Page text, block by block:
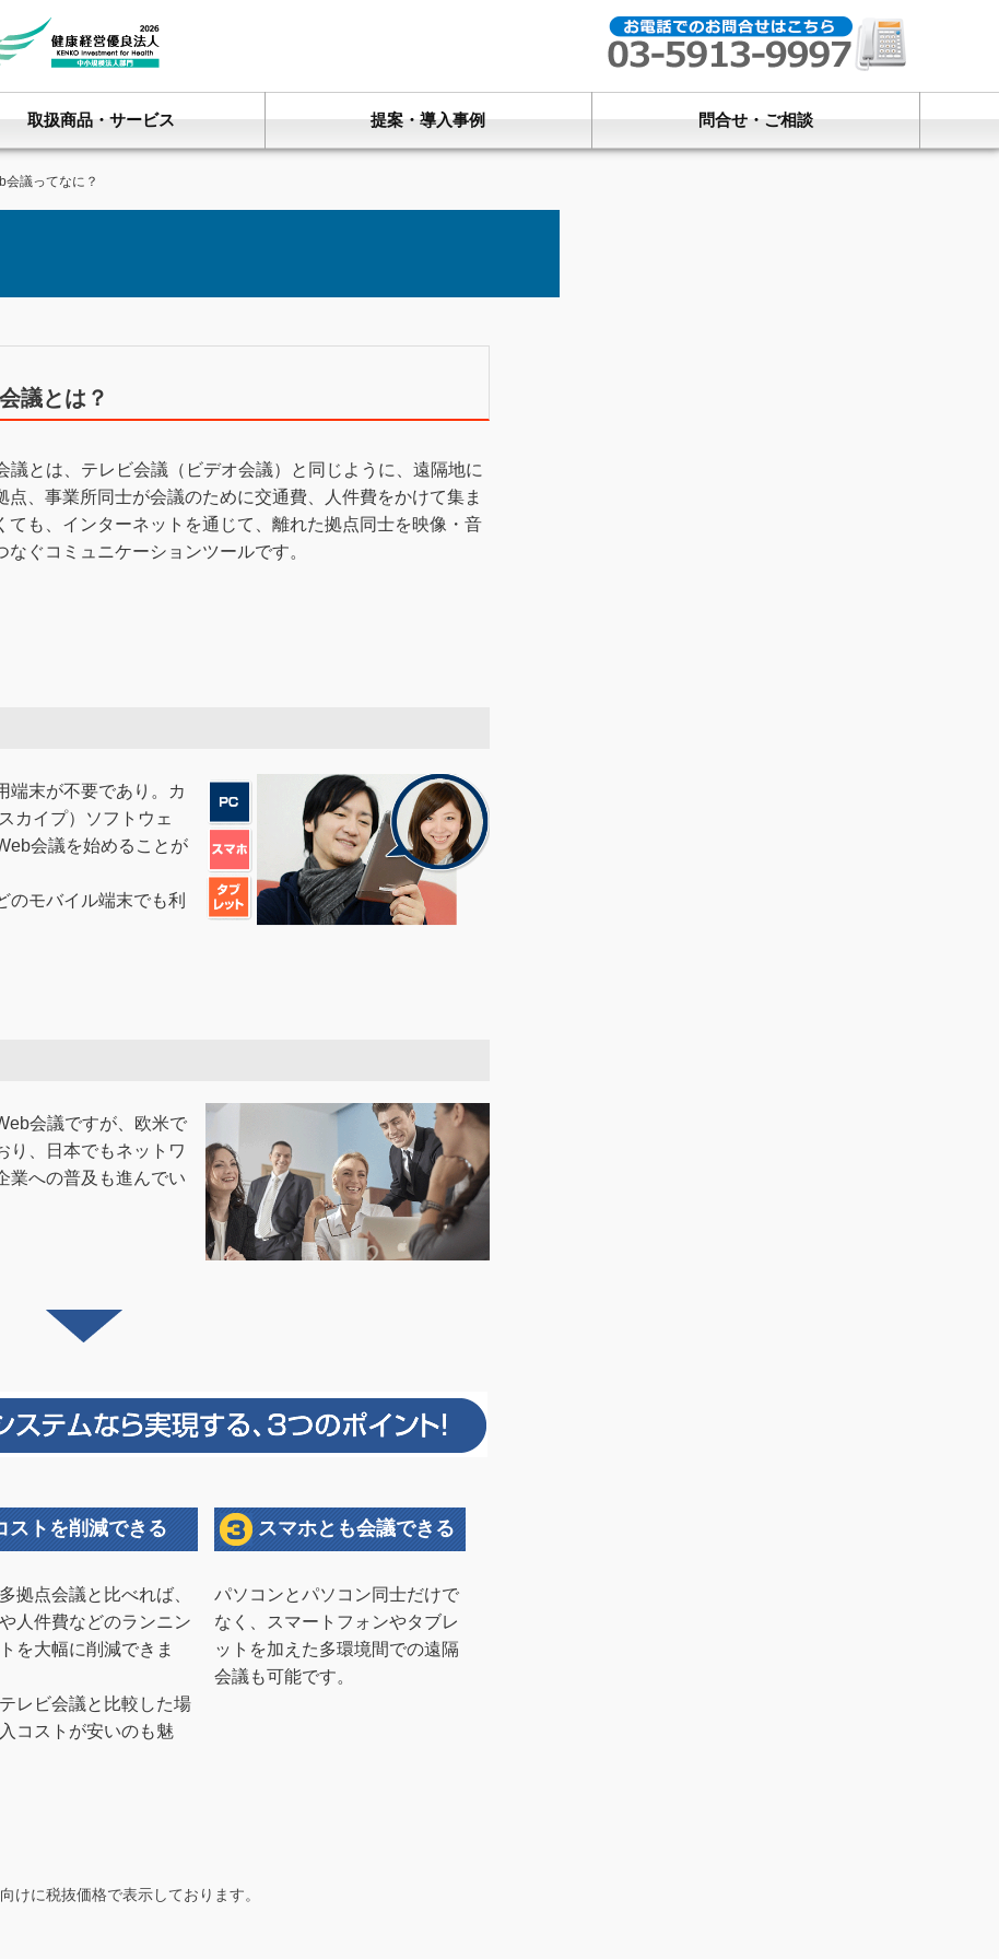
取扱商品・サービス 提案・導入事例 問合せ・ご相談
会議ってなに？
議とは？
議とは、テレビ会議（ビデオ会議）と同じように、遠隔地に
点、事業所同士が会議のために交通費、人件費をかけて集ま
ても、インターネットを通じて、離れた拠点同士を映像・音
なぐコミュニケーションツールです。
端末が不要であり。カ
カイプ）ソフトウェ
会議を始めることが
のモバイル端末でも利
会議ですが、欧米で
り、日本でもネットワ
業への普及も進んでい
ストを削減できる
拠点会議と比べれば、
人件費などのランニン
を大幅に削減できま
レビ会議と比較した場
コストが安いのも魅
スマホとも会議できる
パソコンとパソコン同士だけで
なく、スマートフォンやタブレ
ットを加えた多環境間での遠隔
会議も可能です。
に税抜価格で表示しております。